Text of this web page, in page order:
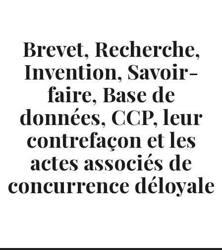
Brevet, Recherche,
Invention, Savoir-
faire, Base de
données, CCP, leur
contrefaçon et les
actes associés de
concurrence déloyale